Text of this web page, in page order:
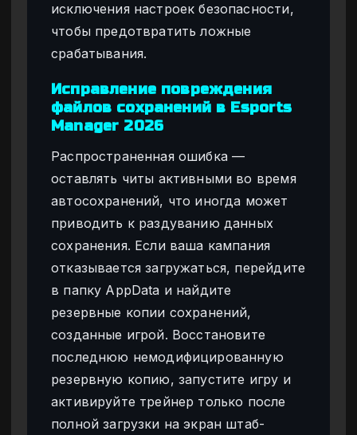
исключения настроек безопасности,
чтобы предотвратить ложные
срабатывания.
Исправление повреждения
файлов сохранений в Esports
Manager 2026
Распространенная ошибка —
оставлять читы активными во время
автосохранений, что иногда может
приводить к раздуванию данных
сохранения. Если ваша кампания
отказывается загружаться, перейдите
в папку AppData и найдите
резервные копии сохранений,
созданные игрой. Восстановите
последнюю немодифицированную
резервную копию, запустите игру и
активируйте трейнер только после
полной загрузки на экран штаб-